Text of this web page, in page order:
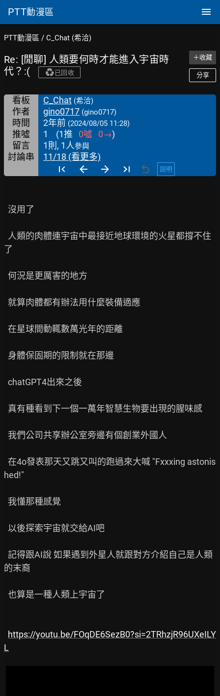
PTT動漫區
PTT動漫區 / C_Chat (希洽)
Re: [閒聊] 人類要何時才能進入宇宙時
代？:(
已回收
＋收藏
分享
看板 C_Chat (希洽)
作者 gino0717 (gino0717)
時間 2年前 (2024/08/05 11:28)
推噓 1 (1推 0噓 0→)
留言
1則, 1人參與
討論串 11/18 (看更多)
說明
了
hed!"
的末裔
https://youtu.be/FOqDE6SezB0?si=2TRhzjR96UXeILY
L